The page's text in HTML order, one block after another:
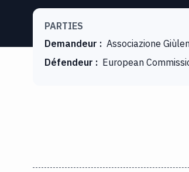
PARTIES
Demandeur : Associazione
Défendeur : European